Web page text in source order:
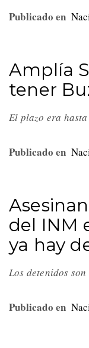
Publicado en
Amplía
tener
El plazo era
Publicado en
del INM
ya hay
Los detenidos
Publicado en